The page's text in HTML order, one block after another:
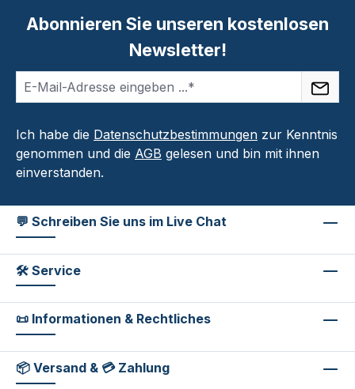
Abonnieren Sie unseren kostenlosen
Newsletter!
Ich habe die Datenschutzbestimmungen zur Kenntnis
genommen und die AGB gelesen und bin mit ihnen
einverstanden.
💬 Schreiben Sie uns im Live Chat
🛠 Service
📜 Informationen & Rechtliches
📦 Versand & 💳 Zahlung